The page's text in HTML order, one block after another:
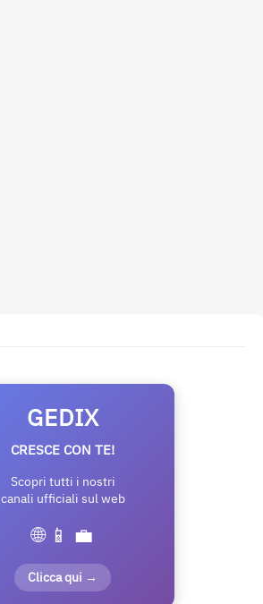
GEDIX
CRESCE CON TE!
Scopri tutti i nostri
canali ufficiali sul web
🌐 📱 💼
Clicca qui →